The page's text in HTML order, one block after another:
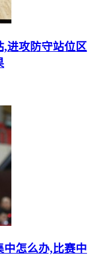
进攻防守站位区
怎么办,比赛中